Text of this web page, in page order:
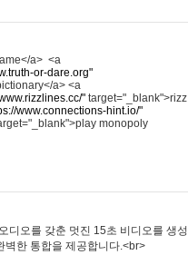
a> <a
or-dare.org"
a> <a
" target="_blank">rizz
www.connections-hint.io/"
monopoly
디오를 갖춘 멋진 15초 비디오를 생성
벽한 통합을 제공합니다.<br>